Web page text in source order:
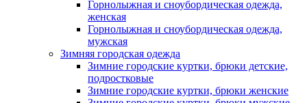
Горнолыжная и сноубордическая одежда,
женская
Горнолыжная и сноубордическая одежда,
мужская
Зимняя городская одежда
Зимние городские куртки, брюки детские,
подростковые
Зимние городские куртки, брюки женские